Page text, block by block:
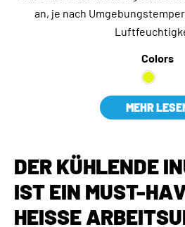
an, je nach
Colors
MEHR
DER KÜHLENDE
IST EIN MUST-
HEISSE